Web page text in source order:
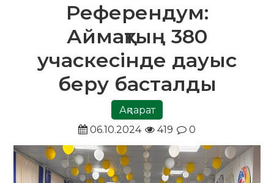
Референдум:
Аймақтың 380
учаскесінде дауыс
беру басталды
Ақпарат
06.10.2024
419 0